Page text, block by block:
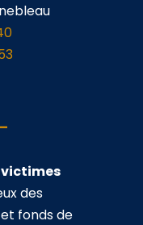
victimes
des
fonds de